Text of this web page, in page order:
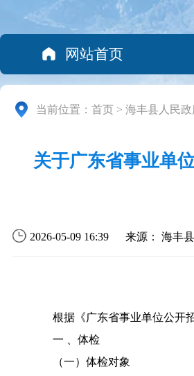
网站首页
当前位置： 首页 > 海丰县人民
关于广东省事业单
2026-05-09 16:39 来源： 海丰
根据《广东省事业单位公开招
一 、体检
（一）体检对象